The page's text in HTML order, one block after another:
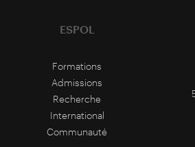
ESPOL
Formations
Admissions
Recherche
International
Communauté